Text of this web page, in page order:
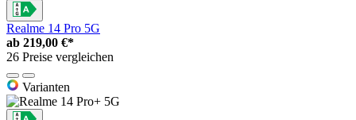
Realme 14 Pro 5G
ab 219,00 €*
26 Preise vergleichen
Varianten